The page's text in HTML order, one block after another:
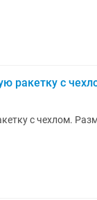
ракетку с
с чехлом.